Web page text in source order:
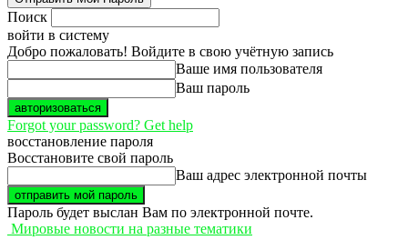
Поиск
войти в систему
Добро пожаловать! Войдите в свою учётную запись
Ваше имя пользователя
Ваш пароль
Forgot your password? Get help
восстановление пароля
Восстановите свой пароль
Ваш адрес электронной почты
Пароль будет выслан Вам по электронной почте.
Мировые новости на разные тематики